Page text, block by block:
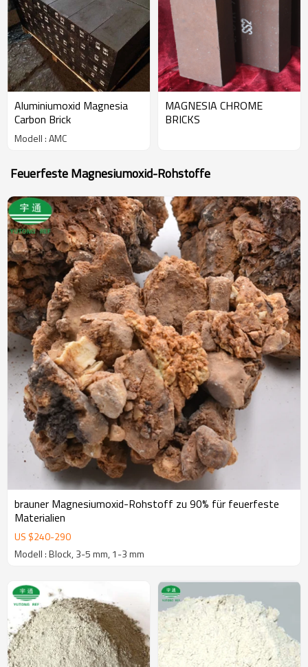
Aluminiumoxid Magnesia
Carbon Brick
Modell : AMC
MAGNESIA CHROME
BRICKS
Feuerfeste Magnesiumoxid-Rohstoffe
brauner Magnesiumoxid-Rohstoff zu 90% für feuerfeste
Materialien
US $240-290
Modell : Block, 3-5 mm, 1-3 mm